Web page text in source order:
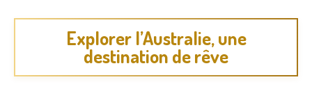
Explorer l’Australie, une
destination de rêve